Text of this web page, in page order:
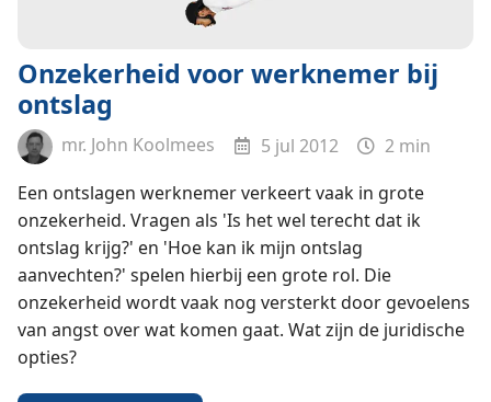
Onzekerheid voor werknemer bij
ontslag
mr. John Koolmees 5 jul 2012
2 min
Een ontslagen werknemer verkeert vaak in grote
onzekerheid. Vragen als 'Is het wel terecht dat ik
ontslag krijg?' en 'Hoe kan ik mijn ontslag
aanvechten?' spelen hierbij een grote rol. Die
onzekerheid wordt vaak nog versterkt door gevoelens
van angst over wat komen gaat. Wat zijn de juridische
opties?